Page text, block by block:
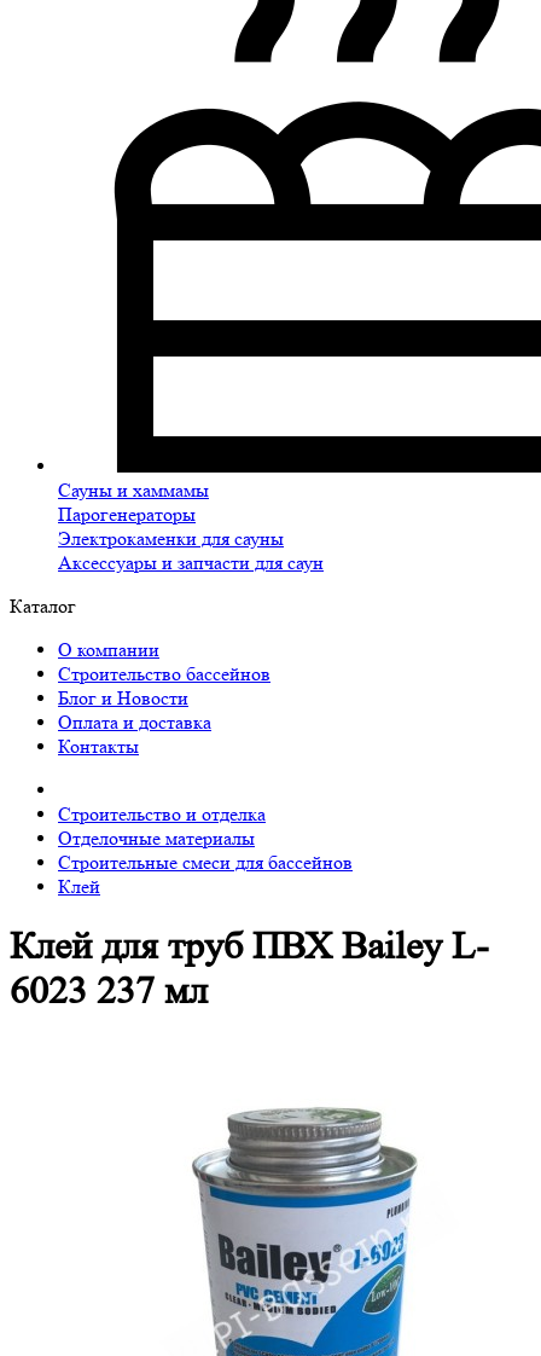
Сауны и хаммамы
Парогенераторы
Электрокаменки для сауны
Аксессуары и запчасти для саун
Каталог
О компании
Строительство бассейнов
Блог и Новости
Оплата и доставка
Контакты
Строительство и отделка
Отделочные материалы
Строительные смеси для бассейнов
Клей
Клей для труб ПВХ Bailey L-
6023 237 мл